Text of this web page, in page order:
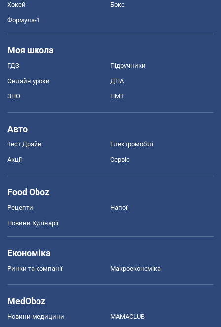
Хокей Бокс
Формула-1
Моя школа
ГДЗ Підручники
Онлайн уроки ДПА
ЗНО НМТ
Авто
Тест Драйв Електромобілі
Акції Сервіс
Food Oboz
Рецепти Напої
Новини Кулінарії
Економіка
Ринки та компанії Макроекономіка
MedOboz
Новини медицини MAMACLUB